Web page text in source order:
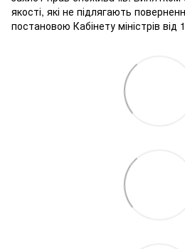
якості, які не підлягають
постановою Кабінету міністрів